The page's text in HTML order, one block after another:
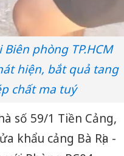
phòng TP.HCM
hiện, bắt quả tang
chất ma tuý
số 59/1 Tiền Cảng,
khẩu cảng Bà Rịa -